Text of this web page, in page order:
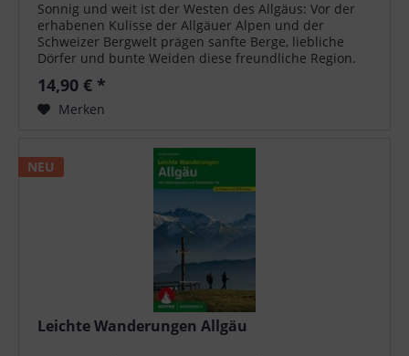
Sonnig und weit ist der Westen des Allgäus: Vor der
erhabenen Kulisse der Allgäuer Alpen und der
Schweizer Bergwelt prägen sanfte Berge, liebliche
Dörfer und bunte Weiden diese freundliche Region.
14,90 € *
Merken
NEU
Leichte Wanderungen Allgäu